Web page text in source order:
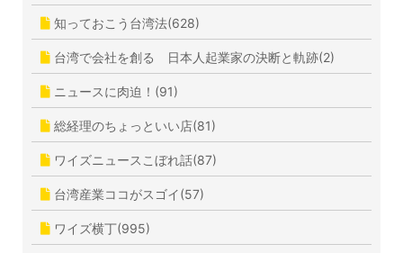
知っておこう台湾法(628)
台湾で会社を創る 日本人起業家の決断と軌跡(2)
ニュースに肉迫！(91)
総経理のちょっといい店(81)
ワイズニュースこぼれ話(87)
台湾産業ココがスゴイ(57)
ワイズ横丁(995)